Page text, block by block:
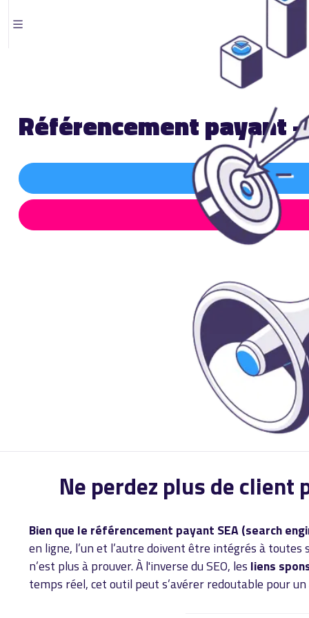
Référencement payant -
Ne perdez plus de client
Bien que le référencement payant SEA (search
en ligne, l’un et l’autre doivent être intégrés à
n’est plus à prouver. À l'inverse du SEO, les liens
temps réel, cet outil peut s’avérer redoutable pour